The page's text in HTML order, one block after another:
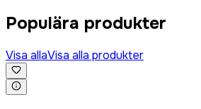
Populära produkter
Visa allaVisa alla produkter